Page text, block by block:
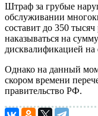
Штраф за грубые
обслуживании
составит до 350
наказываться на
дисквалификацией на
Однако на данный
скором времени
правительство РФ.